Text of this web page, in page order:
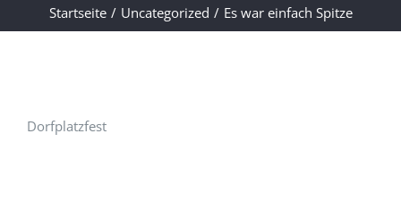
Startseite Uncategorized Es war einfach Spitze
Dorfplatzfest